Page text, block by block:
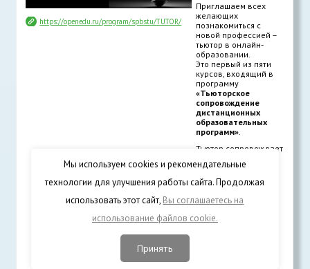
https://openedu.ru/program/spbstu/TUTOR/
Приглашаем всех
желающих
познакомиться с
новой профессией –
тьютор в онлайн-
образовании.
Это первый из пяти
курсов, входящий в
программу
«Тьюторское
сопровождение
дистанционных
образовательных
программ».
Тьютор сопровождает
процессе
проектирования и
реализации им
индивидуальной
образовательной
программы.
Это тот специалист,
Мы используем cookies и рекомендательные
технологии для улучшения работы сайта. Продолжая
использовать этот сайт, Вы соглашаетесь на
использование файлов cookie.
Принять